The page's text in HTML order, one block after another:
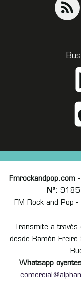
Fmrockandpop.com-
Nº: 9185
FM Rock and Pop
Transmite a
desde Ramón
Whatsapp